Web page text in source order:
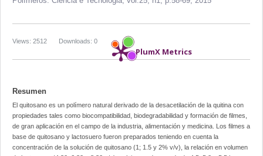
PlumX Metrics
Downloads: 0
Views: 2512
Resumen
El quitosano es un polímero natural derivado de la desacetilación de la quitina con
propiedades tales como biocompatibilidad, biodegradabilidad y formación de filmes,
de gran aplicación en el campo de la industria, alimentación y medicina. Los filmes a
base de quitosano y lactosuero fueron preparados teniendo en cuenta la
concentración de la solución de quitosano (1; 1.5 y 2% v/v), la relación en volumen